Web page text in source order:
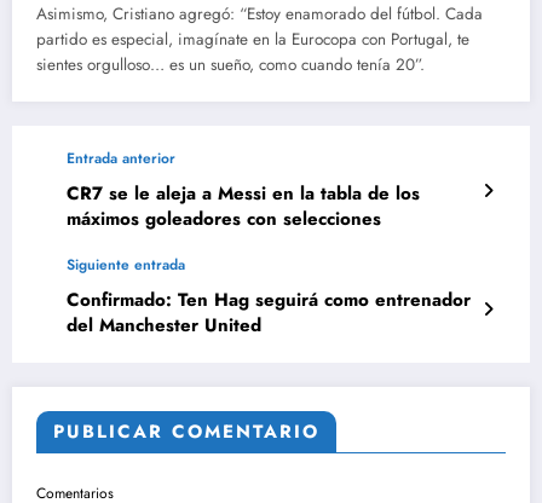
Asimismo, Cristiano agregó: “Estoy enamorado del fútbol. Cada
partido es especial, imagínate en la Eurocopa con Portugal, te
sientes orgulloso… es un sueño, como cuando tenía 20”.
Entrada anterior
CR7 se le aleja a Messi en la tabla de los
máximos goleadores con selecciones
Siguiente entrada
Confirmado: Ten Hag seguirá como entrenador
del Manchester United
PUBLICAR COMENTARIO
Comentarios